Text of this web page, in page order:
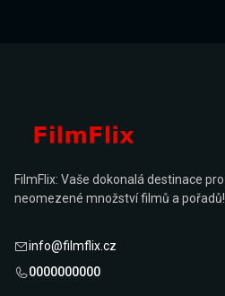
FilmFlix: Vaše dokonalá destinace pro
neomezené množství filmů a pořadů!
info@filmflix.cz
0000000000